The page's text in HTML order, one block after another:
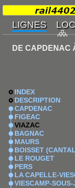
DE CAPDENAC
INDEX
DESCRIPTION
CAPDENAC
FIGEAC
VIAZAC
BAGNAC
MAURS
BOISSET
LE ROUGET
PERS
LA CAPELLE-
VIESCAMP-